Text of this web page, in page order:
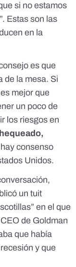
si no estamos
Estas son las
en la
es que
de la mesa. Si
mejor que
un poco de
los riesgos en
consenso
Unidos.
un tuit
en el que
de Goldman
que había
y que